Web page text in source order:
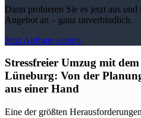
Dann probieren Sie es jetzt aus
Angebot an – ganz unverbindlich.
Jetzt Anfrage starten
Stressfreier Umzug mit
Lüneburg: Von der
aus einer Hand
Eine der größten